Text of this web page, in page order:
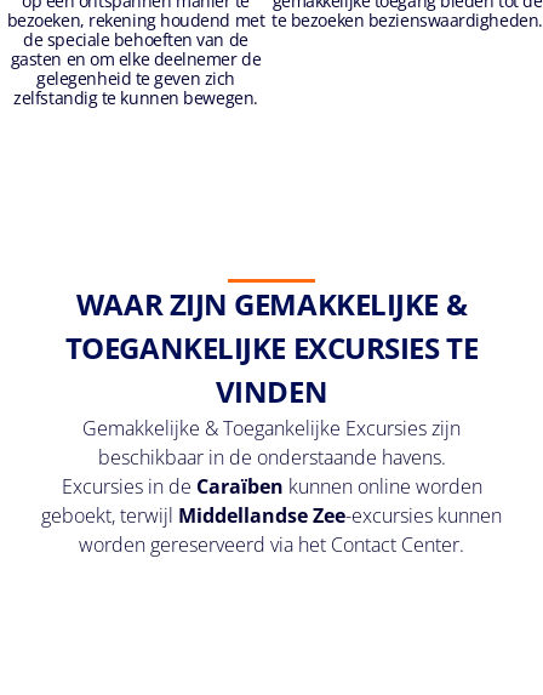
bezoeken, rekening houdend met
de speciale behoeften van de
gasten en om elke deelnemer de
gelegenheid te geven zich
zelfstandig te kunnen bewegen.
te bezoeken bezienswaardigheden.
WAAR ZIJN GEMAKKELIJKE &
TOEGANKELIJKE EXCURSIES TE
VINDEN
Gemakkelijke & Toegankelijke Excursies zijn
beschikbaar in de onderstaande havens.
Excursies in de Caraïben kunnen online worden
geboekt, terwijl Middellandse Zee-excursies kunnen
worden gereserveerd via het Contact Center.